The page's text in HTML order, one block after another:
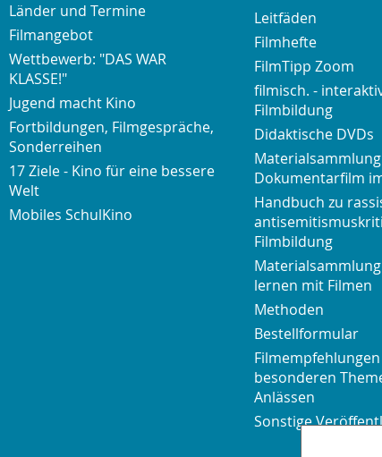
Länder und Termine
Filmangebot
Wettbewerb: "DAS WAR
KLASSE!"
Jugend macht Kino
Fortbildungen, Filmgespräche,
Sonderreihen
17 Ziele - Kino für eine bessere
Welt
Mobiles SchulKino
Leitfäden
Filmhefte
FilmTipp Zoom
filmisch. -
Filmbildung
Didaktische DVDs
Materialsammlung
Dokumentarfilm
Handbuch zu
Filmbildung
lernen mit Filmen
Methoden
Bestellformular
Filmempfehlungen
besonderen
Anlässen
Sonstige